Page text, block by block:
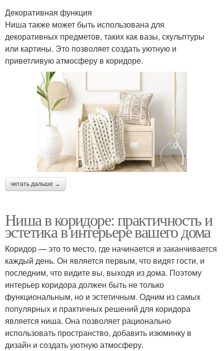
Декоративная функция
Ниша также может быть использована для
декоративных предметов, таких как вазы, скульптуры
или картины. Это позволяет создать уютную и
приветливую атмосферу в коридоре.
читать дальше →
Ниша в коридоре: практичность и
эстетика в интерьере вашего дома
Коридор — это то место, где начинается и заканчивается
каждый день. Он является первым, что видят гости, и
последним, что видите вы, выходя из дома. Поэтому
интерьер коридора должен быть не только
функциональным, но и эстетичным. Одним из самых
популярных и практичных решений для коридора
является ниша. Она позволяет рационально
использовать пространство, добавить изюминку в
дизайн и создать уютную атмосферу.